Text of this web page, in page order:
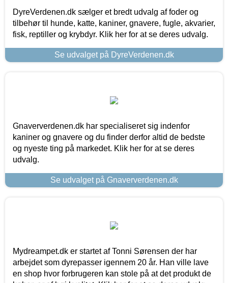
DyreVerdenen.dk sælger et bredt udvalg af foder og
tilbehør til hunde, katte, kaniner, gnavere, fugle, akvarier,
fisk, reptiller og krybdyr. Klik her for at se deres udvalg.
Se udvalget på DyreVerdenen.dk
Gnaververdenen.dk har specialiseret sig indenfor
kaniner og gnavere og du finder derfor altid de bedste
og nyeste ting på markedet. Klik her for at se deres
udvalg.
Se udvalget på Gnaververdenen.dk
Mydreampet.dk er startet af Tonni Sørensen der har
arbejdet som dyrepasser igennem 20 år. Han ville lave
en shop hvor forbrugeren kan stole på at det produkt de